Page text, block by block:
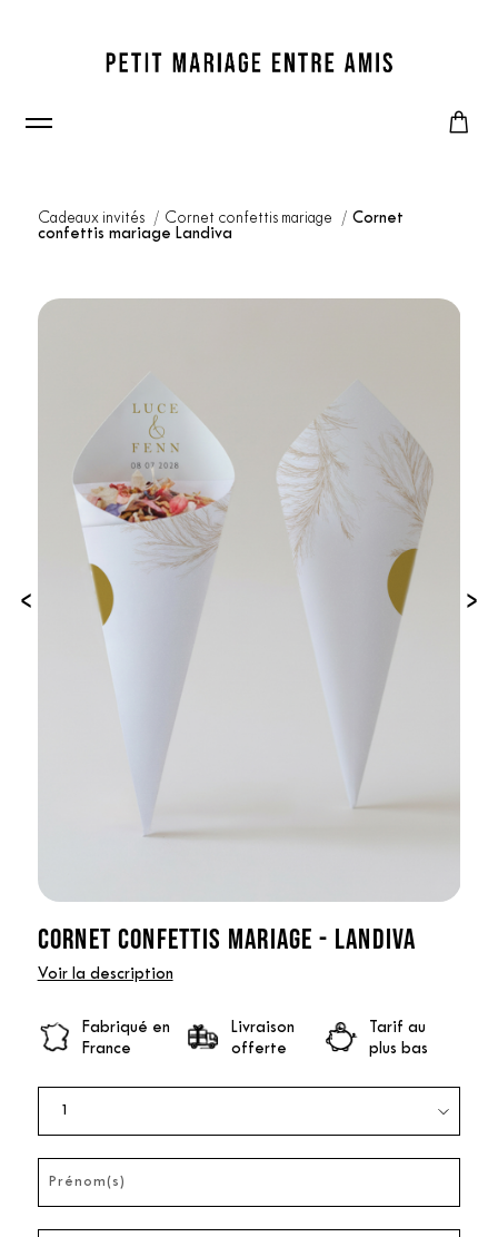
Cadeaux invités Cornet confettis mariage
Cornet
confettis mariage Landiva
‹ ›
CORNET CONFETTIS MARIAGE - LANDIVA
Voir la description
Fabriqué en
France
Livraison
offerte
Tarif au
plus bas